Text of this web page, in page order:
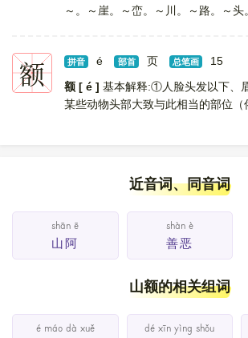
～。～崖。～峦。～川。～路。～头
山... [
更多解释]
额 拼音 é 部首 页 总笔画
15
额 [ é ] 基本解释:①人脸头发以下、
某些动物头部大致与此相当的部位（
近音词、同音词
shān ē
山阿
shàn è
善恶
山额的相关组词
é máo dà xuě dé xīn yìng shǒu